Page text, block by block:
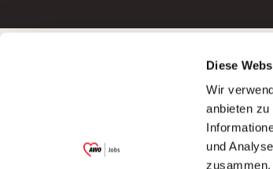
Diese
Wir
anbieten
und
Garitz Bewirtschaftungsbetriebe GmbH
(Ein Tochterunternehmen des AWO
Bezirksverbandes Unterfranken e.V.)